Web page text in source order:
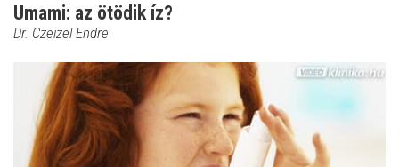
Umami: az ötödik íz?
Dr. Czeizel Endre